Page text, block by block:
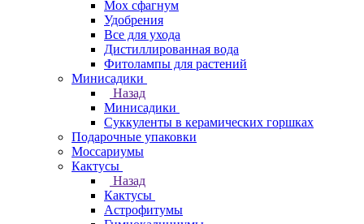
Мох сфагнум
Удобрения
Все для ухода
Дистиллированная вода
Фитолампы для растений
Минисадики
Назад
Минисадики
Суккуленты в керамических горшках
Подарочные упаковки
Моссариумы
Кактусы
Назад
Кактусы
Астрофитумы